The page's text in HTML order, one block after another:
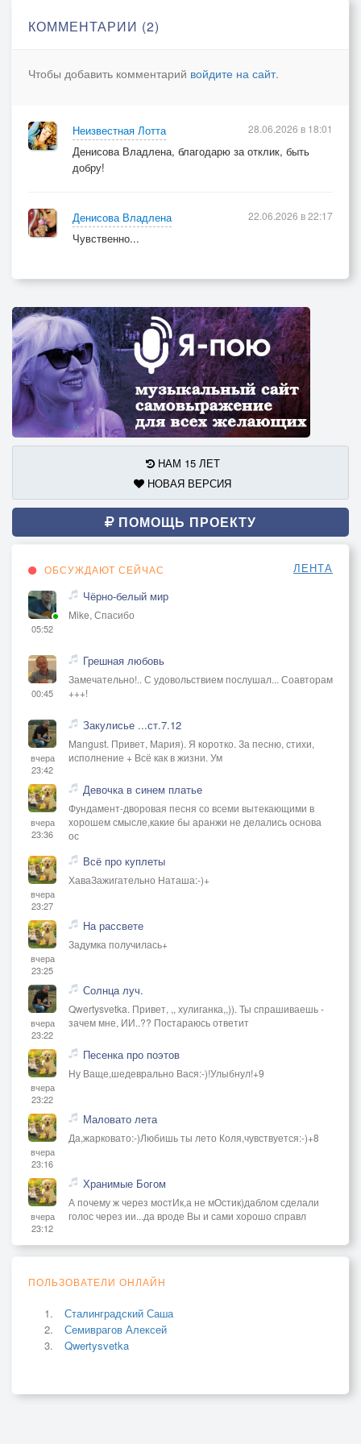
КОММЕНТАРИИ (2)
Чтобы добавить комментарий войдите на сайт.
Неизвестная Лотта
Денисова Владлена, благодарю за отклик, быть
добру!
28.06.2026 в 18:01
Денисова Владлена
Чувственно...
22.06.2026 в 22:17
НАМ 15 ЛЕТ
НОВАЯ ВЕРСИЯ
ПОМОЩЬ ПРОЕКТУ
ОБСУЖДАЮТ СЕЙЧАС ЛЕНТА
05:52
Чёрно-белый мир
Mike, Спасибо
00:45
Грешная любовь
Замечательно!.. С удовольствием послушал... Соавторам
+++!
вчера
23:42
Закулисье ...ст.7.12
Mangust. Привет, Мария). Я коротко. За песню, стихи,
исполнение + Всё как в жизни. Ум
вчера
23:36
Девочка в синем платье
Фундамент-дворовая песня со всеми вытекающими в
хорошем смысле,какие бы аранжи не делались основа
ос
вчера
23:27
Всё про куплеты
ХаваЗажигательно Наташа:-)+
вчера
23:25
На рассвете
Задумка получилась+
вчера
23:22
Солнца луч.
Qwertysvetka. Привет, ,, хулиганка,,)). Ты спрашиваешь -
зачем мне, ИИ..?? Постараюсь ответит
вчера
23:22
Песенка про поэтов
Ну Ваще,шедеврально Вася:-)!Улыбнул!+9
вчера
23:16
Маловато лета
Да,жарковато:-)Любишь ты лето Коля,чувствуется:-)+8
вчера
23:12
Хранимые Богом
А почему ж через мостИк,а не мОстик)даблом сделали
голос через ии...да вроде Вы и сами хорошо справл
ПОЛЬЗОВАТЕЛИ ОНЛАЙН
Сталинградский Саша
Семиврагов Алексей
Qwertysvetka